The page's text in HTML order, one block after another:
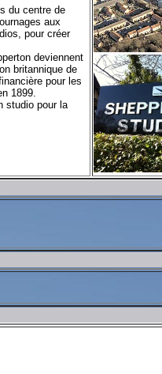
du centre de
aux
pour créer
deviennent
britannique de
pour les
1899.
studio pour la